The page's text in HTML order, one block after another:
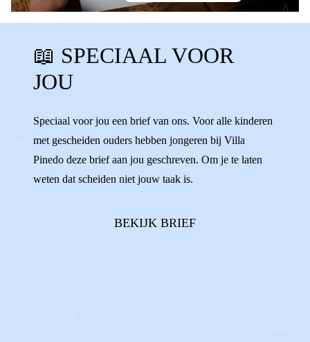
SCHULD ALLEEN ZIJN
ALLEEN VOELEN SCHULDIG
WENNEN
WISSELEN VERHUIZEN ALLEEN
ENIGE AFSPRAKEN
📖 SPECIAAL VOOR
JOU
Speciaal voor jou een brief van ons. Voor alle kinderen
met gescheiden ouders hebben jongeren bij Villa
Pinedo deze brief aan jou geschreven. Om je te laten
weten dat scheiden niet jouw taak is.
BEKIJK BRIEF